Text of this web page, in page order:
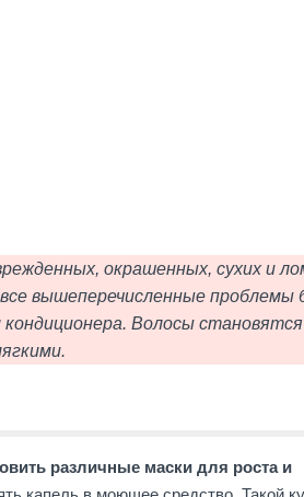
окрашенных, сухих и
вышеперечисленные проблемы
Волосы становятся
различные маски для роста и